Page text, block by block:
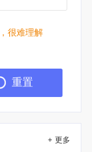
很难理解
重置
+ 更多